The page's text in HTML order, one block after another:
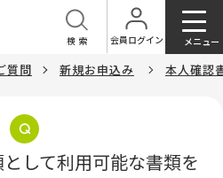
会員ログイン
検索 メニュー
質問 新規お申込み 本人確認
して利用可能な書類を